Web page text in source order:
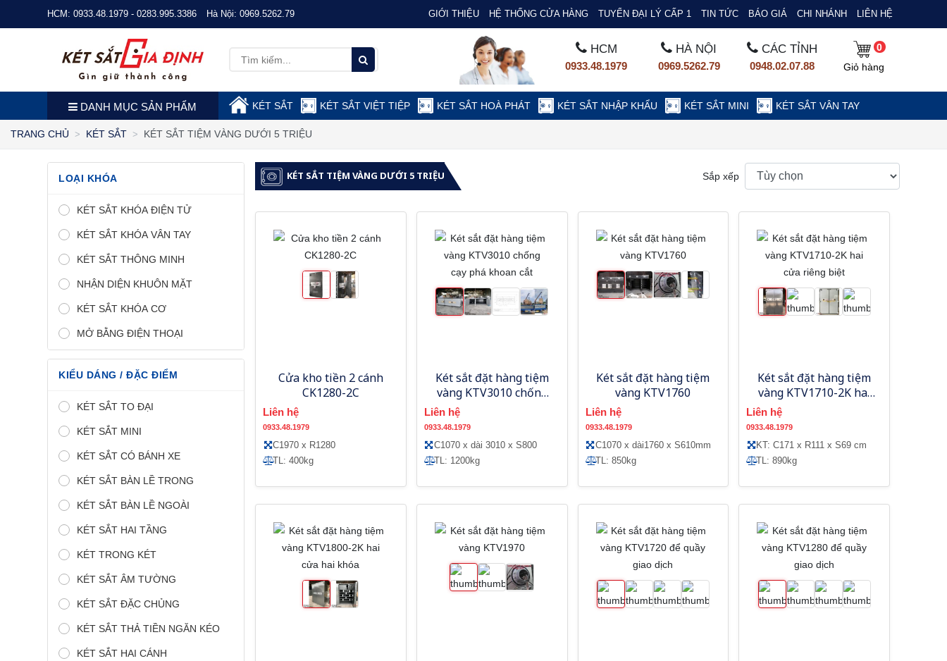
HCM: 0933.48.1979 - 0283.995.3386 Hà Nội: 0969.5262.79 GIỚI THIỆU HỆ THỐNG CỬA HÀNG TUYỂN ĐẠI LÝ CẤP 1 TIN TỨC BÁO GIÁ CHI NHÁNH LIÊN HỆ
HCM
0933.48.1979
HÀ NỘI
0969.5262.79
CÁC TỈNH
0948.02.07.88
0
Giỏ hàng
DANH MỤC SẢN PHẨM KÉT SẮT KÉT SẮT VIỆT TIỆP KÉT SẮT HOÀ PHÁT KÉT SẮT NHẬP KHẨU KÉT SẮT MINI KÉT SẮT VÂN TAY
TRANG CHỦ KÉT SẮT KÉT SẮT TIỆM VÀNG DƯỚI 5 TRIỆU
LOẠI KHÓA
KÉT SẮT KHÓA ĐIỆN TỬ
KÉT SẮT KHÓA VÂN TAY
KÉT SẮT THÔNG MINH
NHẬN DIỆN KHUÔN MẶT
KÉT SẮT KHÓA CƠ
MỞ BẰNG ĐIỆN THOẠI
KIỂU DÁNG / ĐẶC ĐIỂM
KÉT SẮT TO ĐẠI
KÉT SẮT MINI
KÉT SẮT CÓ BÁNH XE
KÉT SẮT BÀN LỀ TRONG
KÉT SẮT BÀN LỀ NGOÀI
KÉT SẮT HAI TẦNG
KÉT TRONG KÉT
KÉT SẮT ÂM TƯỜNG
KÉT SẮT ĐẶC CHỦNG
KÉT SẮT THẢ TIỀN NGĂN KÉO
KÉT SẮT HAI CÁNH
KÉT SẮT TIỆM VÀNG DƯỚI 5 TRIỆU Sắp xếp
Cửa kho tiền 2 cánh
CK1280-2C
Liên hệ
0933.48.1979
C1970 x R1280
TL: 400kg
Két sắt đặt hàng tiệm
vàng KTV3010 chống
cạy phá khoan cắt
Liên hệ
0933.48.1979
C1070 x dài 3010 x S800
TL: 1200kg
Két sắt đặt hàng tiệm
vàng KTV1760
Liên hệ
0933.48.1979
C1070 x dài1760 x S610mm
TL: 850kg
Két sắt đặt hàng tiệm
vàng KTV1710-2K hai
cửa riêng biệt
Liên hệ
0933.48.1979
KT: C171 x R111 x S69 cm
TL: 890kg